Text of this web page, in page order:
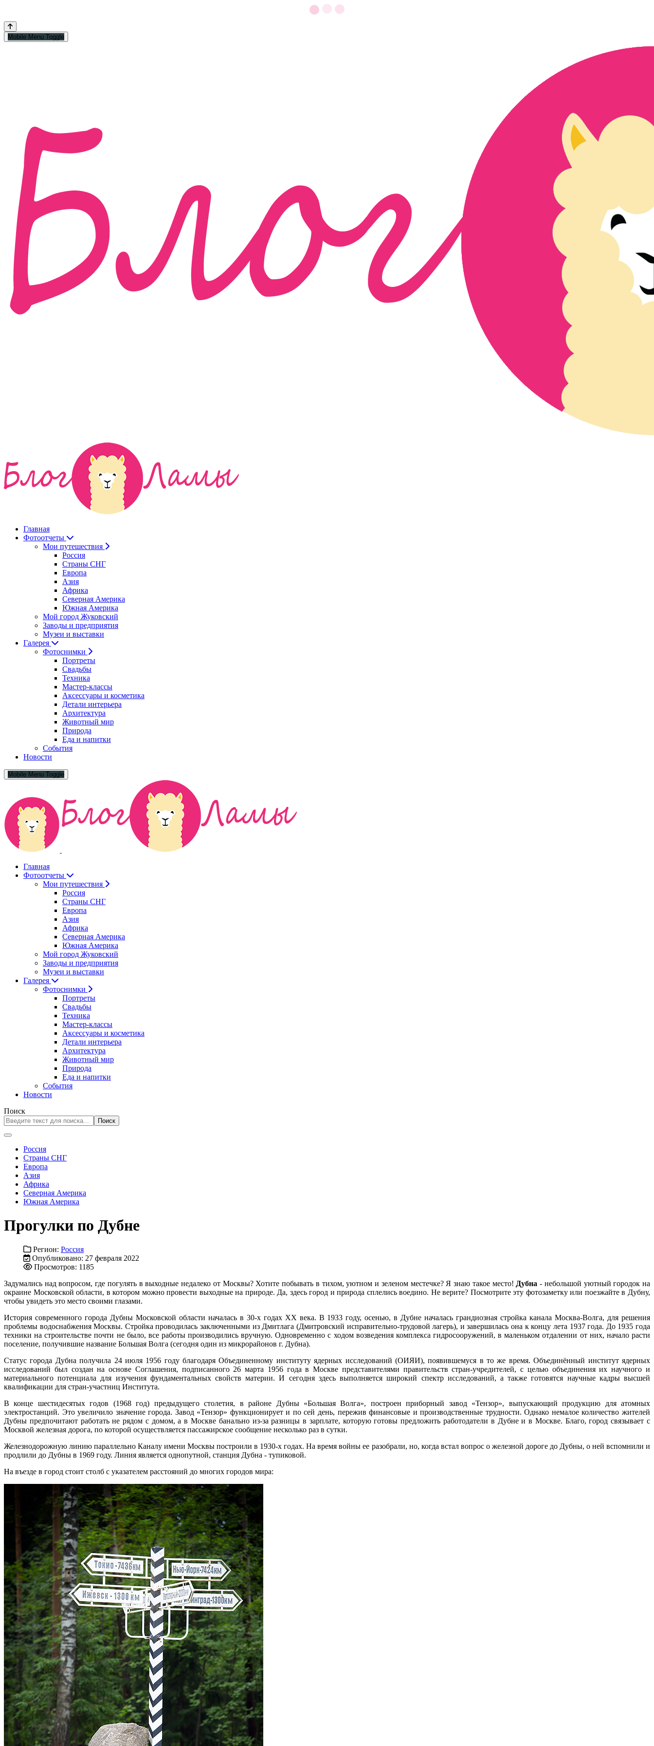
Mobile Menu Toggle
Главная
Фотоотчеты
Мои путешествия
Россия
Страны СНГ
Европа
Азия
Африка
Северная Америка
Южная Америка
Мой город Жуковский
Заводы и предприятия
Музеи и выставки
Галерея
Фотоснимки
Портреты
Свадьбы
Техника
Мастер-классы
Аксессуары и косметика
Детали интерьера
Архитектура
Животный мир
Природа
Еда и напитки
События
Новости
Mobile Menu Toggle
Главная
Фотоотчеты
Мои путешествия
Россия
Страны СНГ
Европа
Азия
Африка
Северная Америка
Южная Америка
Мой город Жуковский
Заводы и предприятия
Музеи и выставки
Галерея
Фотоснимки
Портреты
Свадьбы
Техника
Мастер-классы
Аксессуары и косметика
Детали интерьера
Архитектура
Животный мир
Природа
Еда и напитки
События
Новости
Поиск
Поиск
Россия
Страны СНГ
Европа
Азия
Африка
Северная Америка
Южная Америка
Прогулки по Дубне
Регион: Россия
Опубликовано: 27 февраля 2022
Просмотров: 1185
Задумались над вопросом, где погулять в выходные недалеко от Москвы? Хотите побывать в тихом, уютном и зеленом местечке? Я знаю такое место! Дубна - небольшой уютный городок на
окраине Московской области, в котором можно провести выходные на природе. Да, здесь город и природа сплелись воедино. Не верите? Посмотрите эту фотозаметку или поезжайте в Дубну,
чтобы увидеть это место своими глазами.
История современного города Дубны Московской области началась в 30-х годах XX века. В 1933 году, осенью, в Дубне началась грандиозная стройка канала Москва-Волга, для решения
проблемы водоснабжения Москвы. Стройка проводилась заключенными из Дмитлага (Дмитровский исправительно-трудовой лагерь), и завершилась она к концу лета 1937 года. До 1935 года
техники на строительстве почти не было, все работы производились вручную. Одновременно с ходом возведения комплекса гидросооружений, в маленьком отдалении от них, начало расти
поселение, получившие название Большая Волга (сегодня один из микрорайонов г. Дубна).
Статус города Дубна получила 24 июля 1956 году благодаря Объединенному институту ядерных исследований (ОИЯИ), появившемуся в то же время. Объединённый институт ядерных
исследований был создан на основе Соглашения, подписанного 26 марта 1956 года в Москве представителями правительств стран-учредителей, с целью объединения их научного и
материального потенциала для изучения фундаментальных свойств материи. И сегодня здесь выполняется широкий спектр исследований, а также готовятся научные кадры высшей
квалификации для стран-участниц Института.
В конце шестидесятых годов (1968 год) предыдущего столетия, в районе Дубны «Большая Волга», построен приборный завод «Тензор», выпускающий продукцию для атомных
электростанций. Это увеличило значение города. Завод «Тензор» функционирует и по сей день, пережив финансовые и производственные трудности. Однако немалое количество жителей
Дубны предпочитают работать не рядом с домом, а в Москве банально из-за разницы в зарплате, которую готовы предложить работодатели в Дубне и в Москве. Благо, город связывает с
Москвой железная дорога, по которой осуществляется пассажирское сообщение несколько раз в сутки.
Железнодорожную линию параллельно Каналу имени Москвы построили в 1930-х годах. На время войны ее разобрали, но, когда встал вопрос о железной дороге до Дубны, о ней вспомнили и
продлили до Дубны в 1969 году. Линия является однопутной, станция Дубна - тупиковой.
На въезде в город стоит столб с указателем расстояний до многих городов мира: